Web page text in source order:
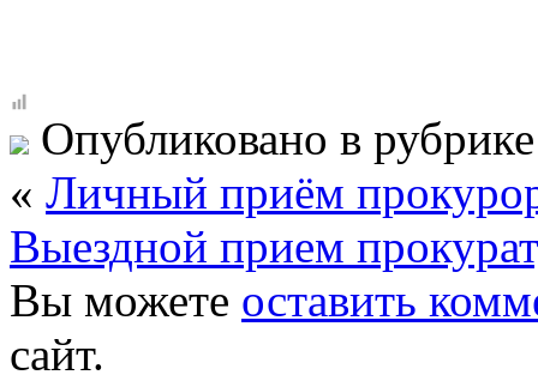
Опубликовано в
« Личный приём
Выездной прием
Вы можете оставить
сайт.